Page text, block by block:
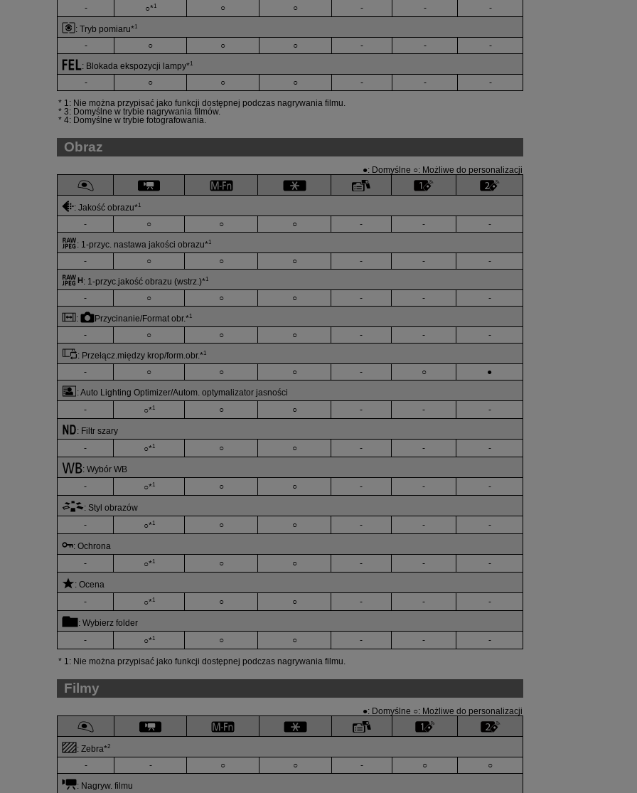
-
○*1 ○ ○ - - -
: Tryb pomiaru*1
- ○ ○ ○ - - -
: Blokada ekspozycji lampy*1
- ○ ○ ○ - - -
1: Nie można przypisać jako funkcji dostępnej podczas nagrywania filmu.
3: Domyślne w trybie nagrywania filmów.
4: Domyślne w trybie fotografowania.
Obraz
●: Domyślne ○: Możliwe do personalizacji
: Jakość obrazu*1
- ○ ○ ○ - - -
: 1-przyc. nastawa jakości obrazu*1
- ○ ○ ○ - - -
: 1-przyc.jakość obrazu (wstrz.)*1
- ○ ○ ○ - - -
: Przycinanie/Format obr.*1
- ○ ○ ○ - - -
: Przełącz.między krop/form.obr.*1
- ○ ○ ○ - ○ ●
:Auto Lighting Optimizer/Autom. optymalizator jasności
-
○*1 ○ ○ - - -
: Filtr szary
- ○*1 ○ ○ - - -
: Wybór WB
-
○*1 ○ ○ - - -
: Styl obrazów
-
○*1 ○ ○ - - -
: Ochrona
-
○*1 ○ ○ - - -
: Ocena
-
○*1 ○ ○ - - -
: Wybierz folder
-
○*1 ○ ○ - - -
1: Nie można przypisać jako funkcji dostępnej podczas nagrywania filmu.
Filmy
●: Domyślne ○: Możliwe do personalizacji
: Zebra*2
- - ○ ○ - ○ ○
: Nagryw. filmu